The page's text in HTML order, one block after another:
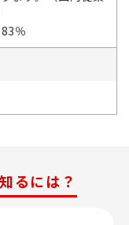
％
るには？